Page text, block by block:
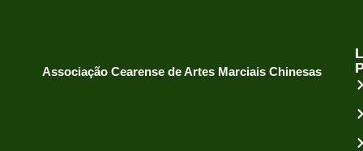
Associação Cearense de Artes Marciais Chinesas